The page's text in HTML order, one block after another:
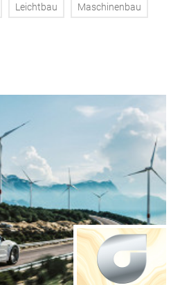
Leichtbau Maschinenbau